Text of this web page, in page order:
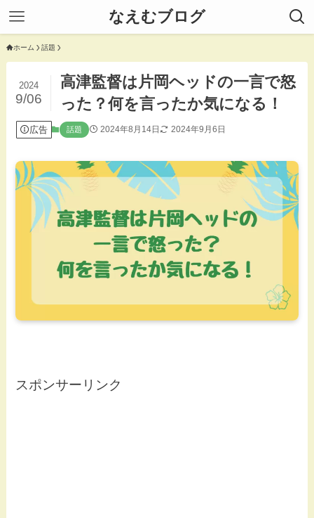
なえむブログ
ホーム 話題
高津監督は片岡ヘッドの一言で怒
った？何を言ったか気になる！
2024
9/06
広告 話題 2024年8月14日 2024年9月6日
スポンサーリンク